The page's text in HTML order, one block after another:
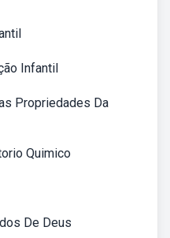
Infantil
Propriedades Da
Quimico
De Deus